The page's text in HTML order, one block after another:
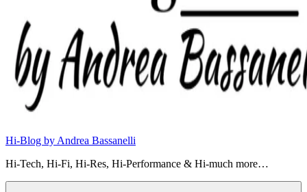
Hi-Blog by Andrea Bassanelli
Hi-Tech, Hi-Fi, Hi-Res, Hi-Performance & Hi-much more…